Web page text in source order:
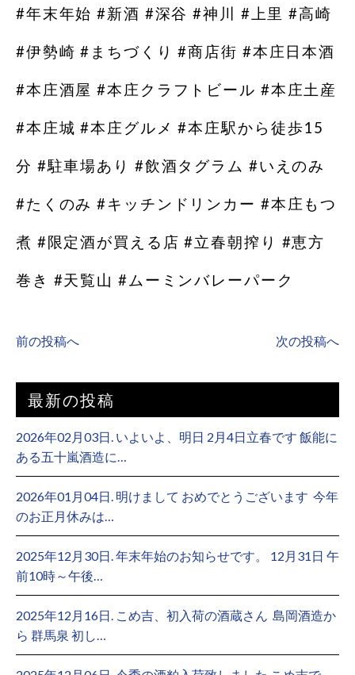
#年末年始 #新酒 #深谷 #神川 #上里 #高崎
#伊勢崎 #まちづくり #商店街 #本庄日本酒
#本庄酒屋 #本庄クラフトビール #本庄土産
#本庄城 #本庄グルメ #本庄駅から徒歩15
分 #駐車場あり #飲酒タグラム #いえのみ
#たくのみ #キッチンドリンカー #本庄もつ
煮 #限定酒が買える店 #立春朝搾り #恵方
巻き #天覧山 #ムーミンバレーパーク
前の投稿へ 次の投稿へ
最新の投稿
2026年02月03日. いよいよ、明日 2月4日立春です 飯能に
ある五十嵐酒造に…
2026年01月04日. 明けまして おめでとうございます ⁡ 今年
のお正月休みは…
2025年12月30日. 年末年始のお知らせです。 12月31日 午
前10時～午後…
2025年12月16日. こめ吉、初入荷の酒蔵さん ⁡ 島岡酒造か
ら 群馬泉 初し…